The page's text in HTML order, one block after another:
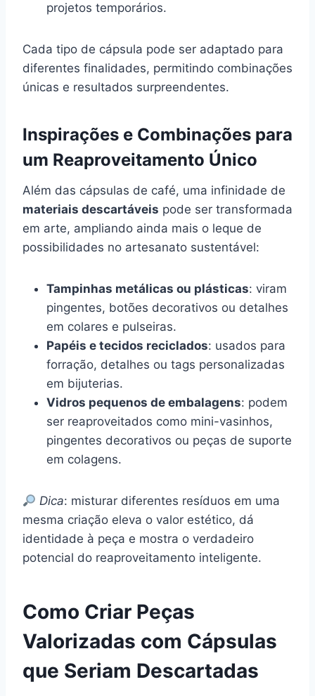
projetos temporários.
Cada tipo de cápsula pode ser adaptado para
diferentes finalidades, permitindo combinações
únicas e resultados surpreendentes.
Inspirações e Combinações para
um Reaproveitamento Único
Além das cápsulas de café, uma infinidade de
materiais descartáveis pode ser transformada
em arte, ampliando ainda mais o leque de
possibilidades no artesanato sustentável:
Tampinhas metálicas ou plásticas: viram
pingentes, botões decorativos ou detalhes
em colares e pulseiras.
Papéis e tecidos reciclados: usados para
forração, detalhes ou tags personalizadas
em bijuterias.
Vidros pequenos de embalagens: podem
ser reaproveitados como mini-vasinhos,
pingentes decorativos ou peças de suporte
em colagens.
Dica: misturar diferentes resíduos em uma
mesma criação eleva o valor estético, dá
identidade à peça e mostra o verdadeiro
potencial do reaproveitamento inteligente.
Como Criar Peças
Valorizadas com Cápsulas
que Seriam Descartadas